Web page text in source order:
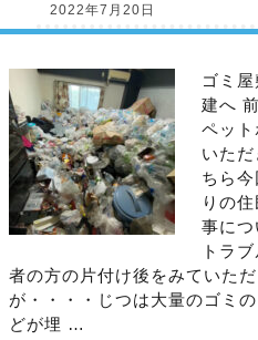
2022年7月20日
ゴミ
建へ
ペッ
いた
ちら
りの
事につ
トラ
者の方の片付け後をみていた
が・・・・じつは大量のゴミ
どが埋 …